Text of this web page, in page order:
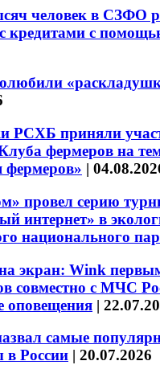
человек в СЗФО
кредитами с
РСХБ приняли
фермеров на
фермеров» |
провел серию
интернет» в
национального
экран: Wink
совместно с МЧС
оповещения |
самые
в России | 20.07.2026